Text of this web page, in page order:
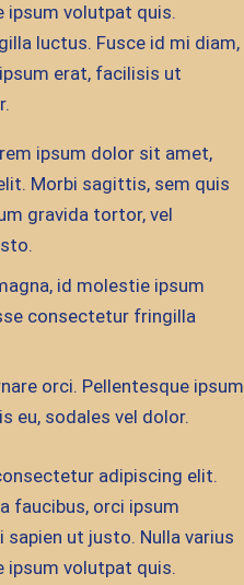
ipsum volutpat quis.
luctus. Fusce id mi diam,
erat, facilisis ut
ipsum dolor sit amet,
Morbi sagittis, sem quis
gravida tortor, vel
id molestie ipsum
consectetur fringilla
orci. Pellentesque ipsum
eu, sodales vel dolor.
adipiscing elit.
faucibus, orci ipsum
ut justo. Nulla varius
ipsum volutpat quis.